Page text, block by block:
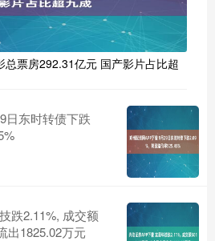
票房292.31亿元 国产影片占比超
日东时转债下跌
跌2.11%, 成交额
出1825.02万元